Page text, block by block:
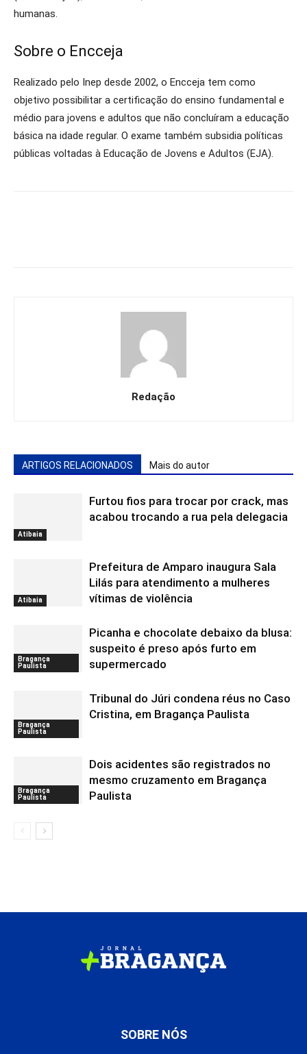
humanas.
Sobre o Encceja
Realizado pelo Inep desde 2002, o Encceja tem como
objetivo possibilitar a certificação do ensino fundamental e
médio para jovens e adultos que não concluíram a educação
básica na idade regular. O exame também subsidia políticas
públicas voltadas à Educação de Jovens e Adultos (EJA).
Redação
ARTIGOS RELACIONADOS Mais do autor
Atibaia
Furtou fios para trocar por crack, mas
acabou trocando a rua pela delegacia
Atibaia
Prefeitura de Amparo inaugura Sala
Lilás para atendimento a mulheres
vítimas de violência
Bragança
Paulista
Picanha e chocolate debaixo da blusa:
suspeito é preso após furto em
supermercado
Bragança
Paulista
Tribunal do Júri condena réus no Caso
Cristina, em Bragança Paulista
Bragança
Paulista
Dois acidentes são registrados no
mesmo cruzamento em Bragança
Paulista
SOBRE NÓS